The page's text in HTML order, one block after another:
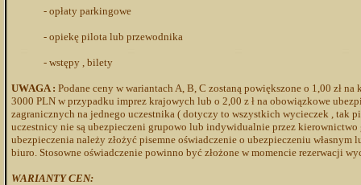
- opłaty parkingowe
- opiekę pilota lub przewodnika
- wstępy , bilety
UWAGA : Podane ceny w wariantach A, B, C zostaną powiększone o 1,00 zł
3000 PLN w przypadku imprez krajowych lub o 2,00 z ł na obowiązkowe
zagranicznych na jednego uczestnika ( dotyczy to wszystkich wycieczek , tak
uczestnicy nie są ubezpieczeni grupowo lub indywidualnie przez
ubezpieczenia należy złożyć pisemne oświadczenie o ubezpieczeniu
biuro. Stosowne oświadczenie powinno być złożone w momencie rezerwacji
WARIANTY CEN: